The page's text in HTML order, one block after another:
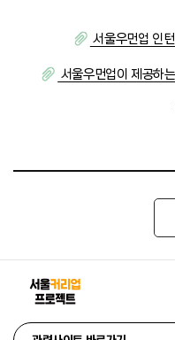
서울우먼업 인
서울우먼업이 제공하